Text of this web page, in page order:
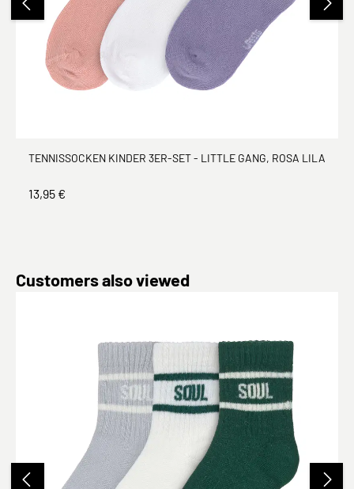
TENNISSOCKEN KINDER 3ER-SET - LITTLE GANG, ROSA LILA
13,95 €
Produktgalerie überspringen
Customers also viewed